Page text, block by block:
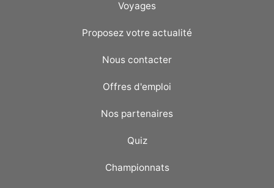
Voyages
Proposez votre actualité
Nous contacter
Offres d'emploi
Nos partenaires
Quiz
Championnats